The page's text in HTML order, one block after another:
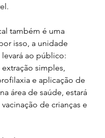
também é uma
isso, a unidade
ao público:
extração simples,
e aplicação de
área de saúde, estará
de crianças e